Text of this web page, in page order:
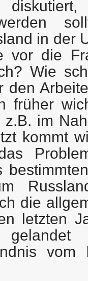
in der
vor die
Wie
den
früher
im
kommt
die
letzten
vom